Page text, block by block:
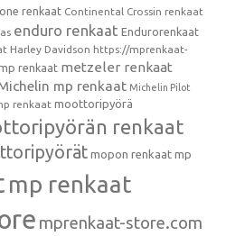
renkaat Continental Crossin renkaat
enduro renkaat Endurorenkaat
Harley Davidson https://mprenkaat-
renkaat metzeler renkaat
mp renkaat Michelin Pilot
renkaat moottoripyörä
renkaat
mopon renkaat mp
mp renkaat
mprenkaat-store.com